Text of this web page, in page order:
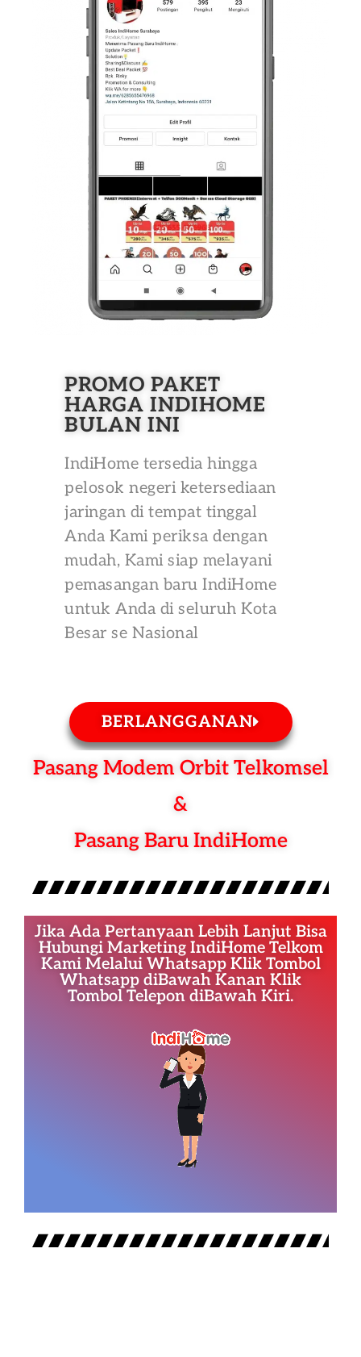
PROMO PAKET
HARGA INDIHOME
BULAN INI
IndiHome tersedia hingga
pelosok negeri ketersediaan
jaringan di tempat tinggal
Anda Kami periksa dengan
mudah, Kami siap melayani
pemasangan baru IndiHome
untuk Anda di seluruh Kota
Besar se Nasional
BERLANGGANAN
Pasang Modem Orbit Telkomsel
&
Pasang Baru IndiHome
Jika Ada Pertanyaan Lebih Lanjut Bisa
Hubungi Marketing IndiHome Telkom
Kami Melalui Whatsapp Klik Tombol
Whatsapp diBawah Kanan Klik
Tombol Telepon diBawah Kiri.